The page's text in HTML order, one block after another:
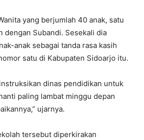
yang berjumlah 40 anak, satu
dengan Subandi. Sesekali dia
anak sebagai tanda rasa kasih
satu di Kabupaten Sidoarjo itu.
dinas pendidikan untuk
paling lambat minggu depan
ujarnya.
tersebut diperkirakan